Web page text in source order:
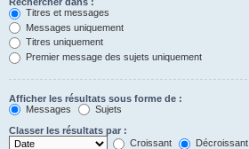
Titres et messages
Messages uniquement
Titres uniquement
Premier message des sujets uniquement
Afficher les résultats sous forme de :
Messages
Sujets
Classer les résultats par :
Croissant
Décroissant